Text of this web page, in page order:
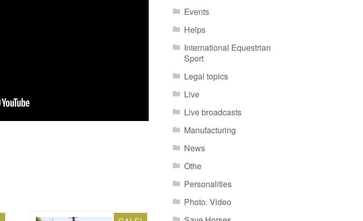
Events
Helps
International Equestrian
Sport
Legal topics
Live
Live broadcasts
Manufacturing
News
Othe
Personalities
Photo. Video